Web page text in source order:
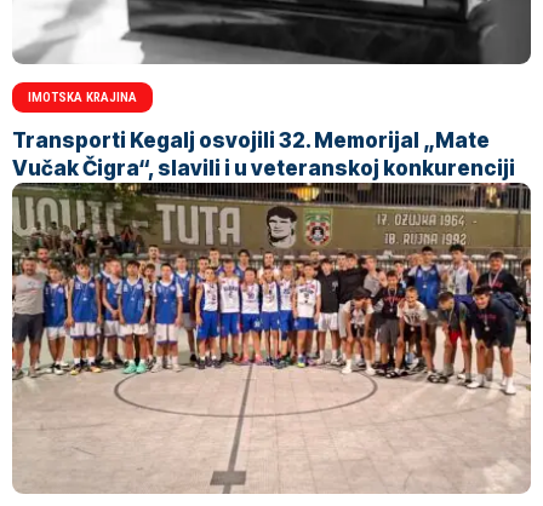
IMOTSKA KRAJINA
Transporti Kegalj osvojili 32. Memorijal „Mate
Vučak Čigra“, slavili i u veteranskoj konkurenciji